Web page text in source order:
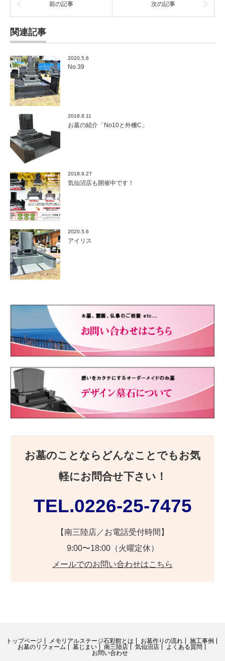
前の記事 次の記事
関連記事
2020.5.6
No.39
2018.8.11
お墓の紹介「No10と外柵C」
2018.9.27
気仙沼店も開催中です！
2020.5.6
アイリス
お墓のことならどんなことでもお気
軽にお問合せ下さい！
TEL.0226-25-7475
【南三陸店／お電話受付時間】
9:00〜18:00（火曜定休）
メールでのお問い合わせはこちら
トップページ メモリアルステージ石彩館とは お墓作りの流れ
施工事例
お墓のリフォーム
墓じまい 南三陸店 気仙沼店
よくある質問
お問い合わせ